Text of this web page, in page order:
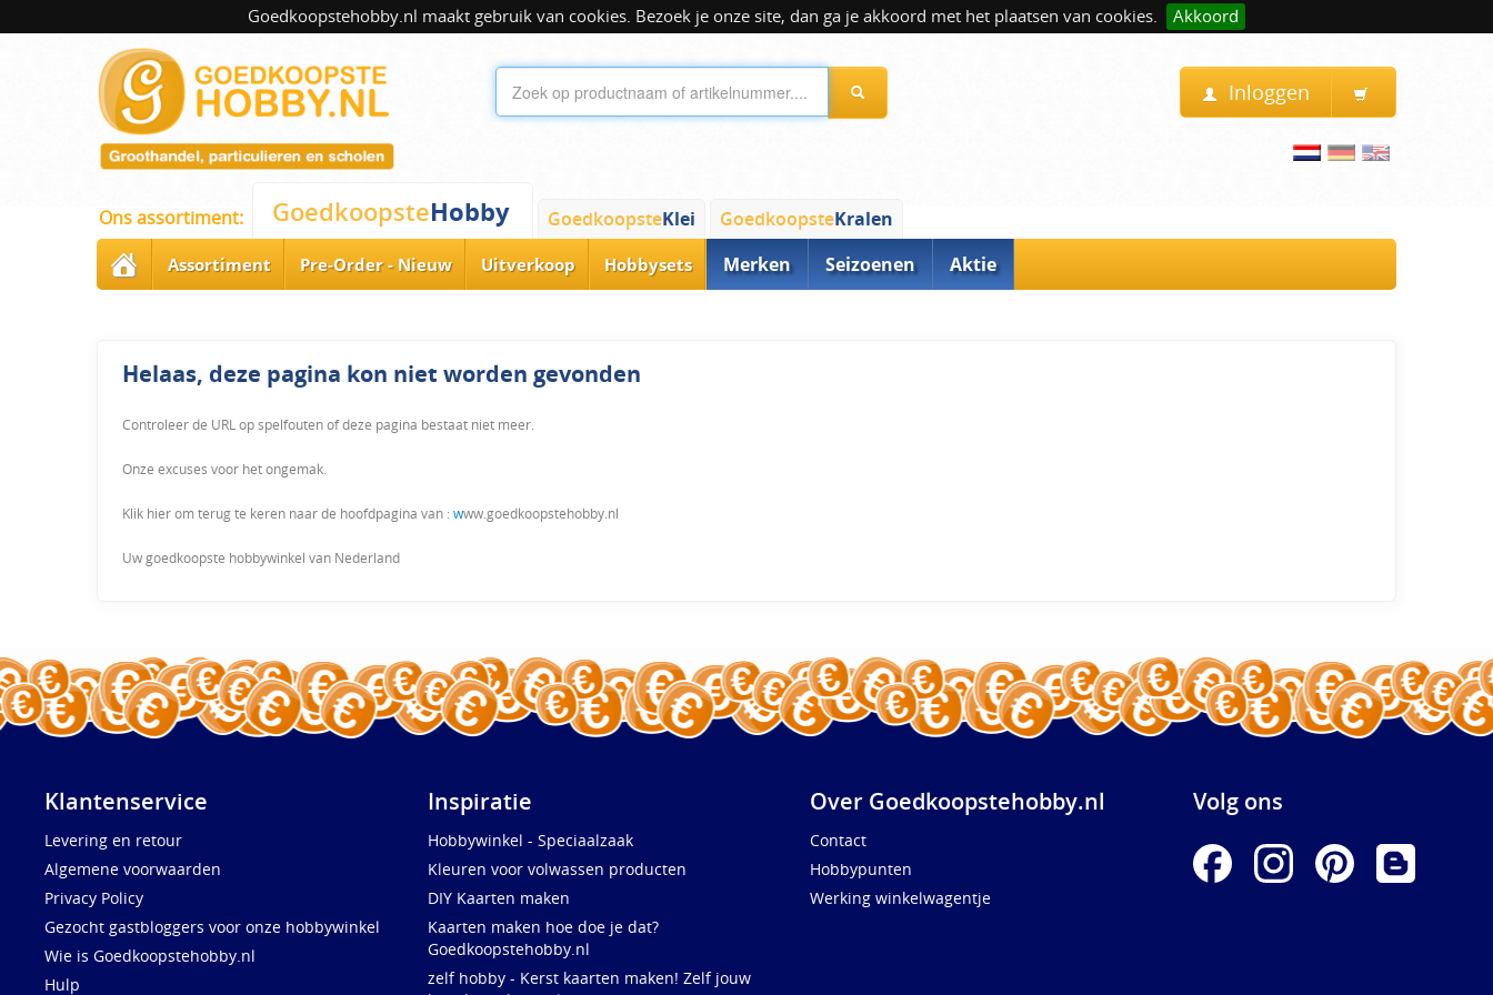
Goedkoopstehobby.nl maakt gebruik van cookies. Bezoek je onze site, dan ga je akkoord met het plaatsen van cookies. Akkoord
Inloggen
Ons assortiment: GoedkoopsteHobby GoedkoopsteKlei GoedkoopsteKralen
Assortiment Pre-Order - Nieuw Uitverkoop Hobbysets Merken Seizoenen Aktie
Helaas, deze pagina kon niet worden gevonden
Controleer de URL op spelfouten of deze pagina bestaat niet meer.
Onze excuses voor het ongemak.
Klik hier om terug te keren naar de hoofdpagina van : www.goedkoopstehobby.nl
Uw goedkoopste hobbywinkel van Nederland
Klantenservice
Levering en retour
Algemene voorwaarden
Privacy Policy
Gezocht gastbloggers voor onze hobbywinkel
Wie is Goedkoopstehobby.nl
Hulp
Inspiratie
Hobbywinkel - Speciaalzaak
Kleuren voor volwassen producten
DIY Kaarten maken
Kaarten maken hoe doe je dat?
Goedkoopstehobby.nl
zelf hobby - Kerst kaarten maken! Zelf jouw
Over Goedkoopstehobby.nl
Contact
Hobbypunten
Werking winkelwagentje
Volg ons